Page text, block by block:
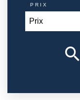
PRIX
Prix